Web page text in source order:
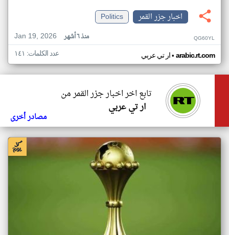
اخبار جزر القمر
Politics
Jan 19, 2026
منذ ٦ أشهر QG60YL
ار تي عربي• arabic.rt.com عدد الكلمات: ١٤١
تابع اخر اخبار جزر القمر من
ار تي عربي
مصادر أخرى